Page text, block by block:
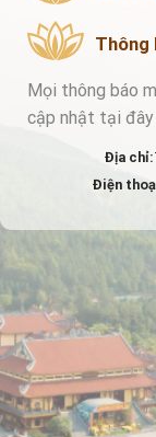
Thông
Mọi thông báo
cập nhật tại đây
Địa chỉ:
Điện